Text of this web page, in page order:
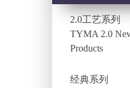
2.0工艺系列
TYMA 2.0
Products
经典系列